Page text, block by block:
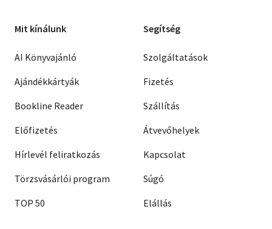
Mit kínálunk
AI Könyvajánló
Ajándékkártyák
Bookline Reader
Előfizetés
Hírlevél feliratkozás
Törzsvásárlói program
TOP 50
Segítség
Szolgáltatások
Fizetés
Szállítás
Átvevőhelyek
Kapcsolat
Súgó
Elállás